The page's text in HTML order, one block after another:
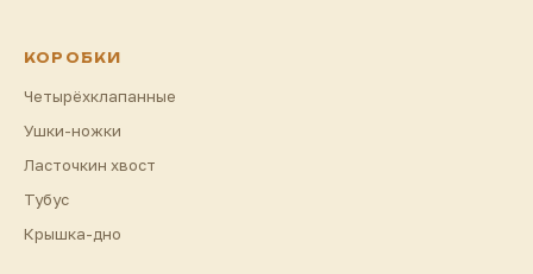
КОРОБКИ
Четырёхклапанные
Ушки-ножки
Ласточкин хвост
Тубус
Крышка-дно